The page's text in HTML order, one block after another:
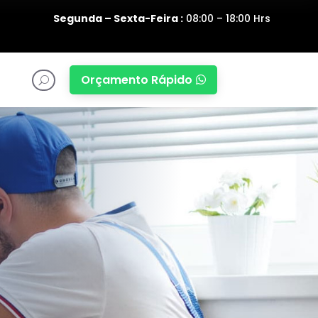
Segunda – Sexta-Feira :08:00 – 18:00 Hrs
U Orçamento Rápido 